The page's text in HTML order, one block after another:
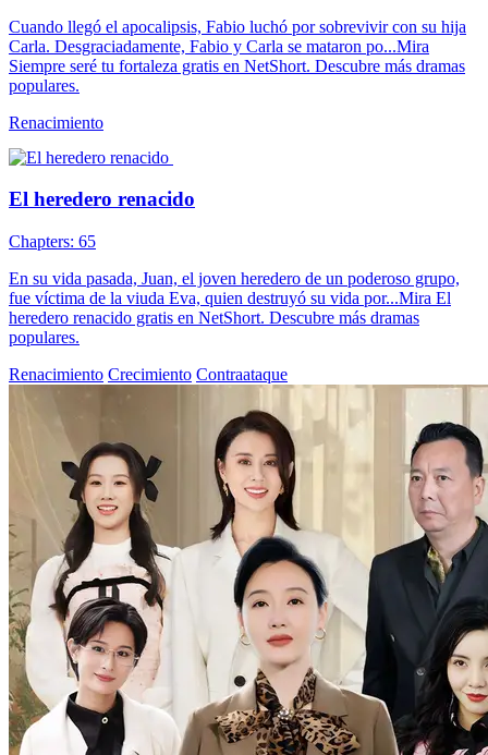
Cuando llegó el apocalipsis, Fabio luchó por sobrevivir con su hija
Carla. Desgraciadamente, Fabio y Carla se mataron po...Mira
Siempre seré tu fortaleza gratis en NetShort. Descubre más dramas
populares.
Renacimiento
El heredero renacido
Chapters: 65
En su vida pasada, Juan, el joven heredero de un poderoso grupo,
fue víctima de la viuda Eva, quien destruyó su vida por...Mira El
heredero renacido gratis en NetShort. Descubre más dramas
populares.
Renacimiento Crecimiento Contraataque